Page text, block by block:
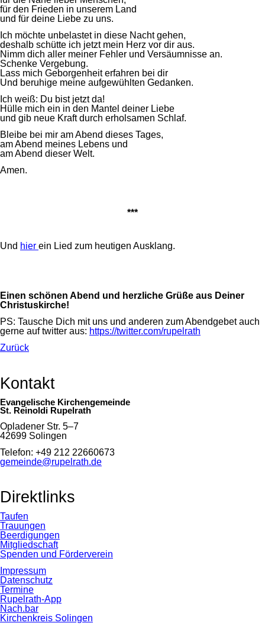
für den Frieden in unserem Land
und für deine Liebe zu uns.
Ich möchte unbelastet in diese Nacht gehen,
deshalb schütte ich jetzt mein Herz vor dir aus.
Nimm dich aller meiner Fehler und Versäumnisse an.
Schenke Vergebung.
Lass mich Geborgenheit erfahren bei dir
Und beruhige meine aufgewühlten Gedanken.
Ich weiß: Du bist jetzt da!
Hülle mich ein in den Mantel deiner Liebe
und gib neue Kraft durch erholsamen Schlaf.
Bleibe bei mir am Abend dieses Tages,
am Abend meines Lebens und
am Abend dieser Welt.
Amen.
***
Und hier ein Lied zum heutigen Ausklang.
Einen schönen Abend und herzliche Grüße aus Deiner
Christuskirche!
PS: Tausche Dich mit uns und anderen zum Abendgebet auch
gerne auf twitter aus: https://twitter.com/rupelrath
Zurück
Kontakt
Evangelische Kirchengemeinde
St. Reinoldi Rupelrath
Opladener Str. 5–7
42699 Solingen
Telefon: +49 212 22660673
gemeinde@rupelrath.de
Direktlinks
Taufen
Trauungen
Beerdigungen
Mitgliedschaft
Spenden und Förderverein
Impressum
Datenschutz
Termine
Rupelrath-App
Nach.bar
Kirchenkreis Solingen